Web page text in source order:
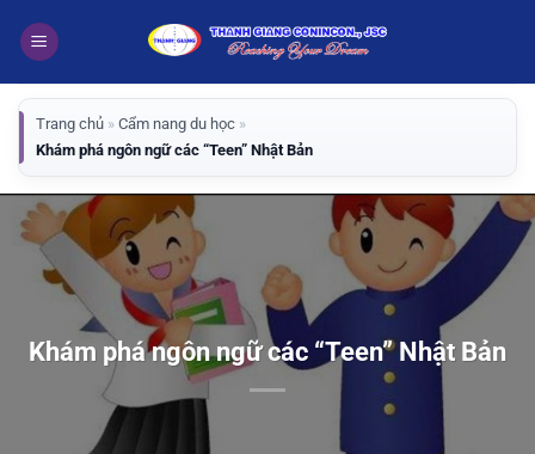
qua
dung
Trang chủ » Cẩm nang du học »
Khám phá ngôn ngữ các “Teen” Nhật Bản
Khám phá ngôn ngữ các “Teen” Nhật Bản